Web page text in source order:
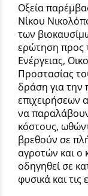
Οξεία
Νίκου
των
ερώτηση προς
Ενέργειας,
Προστασίας
δράση για την
επιχειρήσεων
να παραλάβουν
κόστους,
βρεθούν σε
αγροτών και ο
οδηγηθεί σε
φυσικά και τις